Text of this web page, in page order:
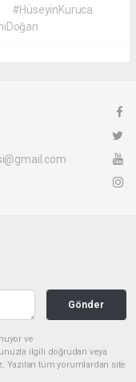
#HüseyinKuruca
Gönder
ve
ilgili doğrudan veya
Yazılan tüm yorumlardan site